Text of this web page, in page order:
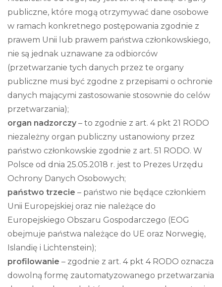
publiczne, które mogą otrzymywać dane osobowe
w ramach konkretnego postępowania zgodnie z
prawem Unii lub prawem państwa członkowskiego,
nie są jednak uznawane za odbiorców
(przetwarzanie tych danych przez te organy
publiczne musi być zgodne z przepisami o ochronie
danych mającymi zastosowanie stosownie do celów
przetwarzania);
organ nadzorczy – to zgodnie z art. 4 pkt 21 RODO
niezależny organ publiczny ustanowiony przez
państwo członkowskie zgodnie z art. 51 RODO. W
Polsce od dnia 25.05.2018 r. jest to Prezes Urzędu
Ochrony Danych Osobowych;
państwo trzecie – państwo nie będące członkiem
Unii Europejskiej oraz nie należące do
Europejskiego Obszaru Gospodarczego (EOG
obejmuje państwa należące do UE oraz Norwegię,
Islandię i Lichtenstein);
profilowanie – zgodnie z art. 4 pkt 4 RODO oznacza
dowolną formę zautomatyzowanego przetwarzania